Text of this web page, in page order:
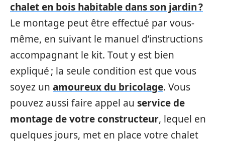
chalet en bois habitable dans son jardin ?
Le montage peut être effectué par vous-
même, en suivant le manuel d’instructions
accompagnant le kit. Tout y est bien
expliqué ; la seule condition est que vous
soyez un amoureux du bricolage. Vous
pouvez aussi faire appel au service de
montage de votre constructeur, lequel en
quelques jours, met en place votre chalet